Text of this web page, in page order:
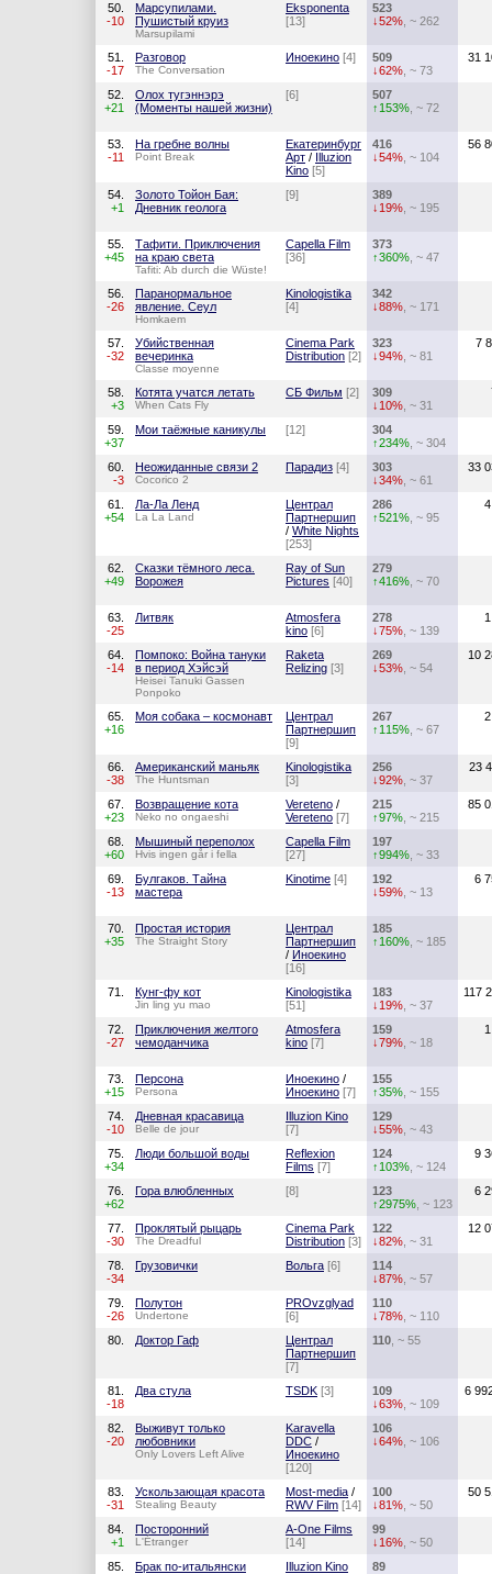
50.
-10
Марсупилами.
Пушистый круиз
Marsupilami
Eksponenta
[13]
523
↓52% , ~ 262
51.
-17
Разговор
The Conversation
Иноекино [4]
509
↓62% , ~ 73
31
52.
+21
Олох тугэннэрэ
(Моменты нашей жизни)
[6]
507
↑153% , ~ 72
53.
-11
На гребне волны
Point Break
Екатеринбург
Арт / Illuzion
Kino [5]
416
↓54% , ~ 104
56
54.
+1
Золото Тойон Бая:
Дневник геолога
[9]
389
↓19% , ~ 195
55.
+45
Тафити. Приключения
на краю света
Tafiti: Ab durch die Wüste!
Capella Film
[36]
373
↑360% , ~ 47
56.
-26
Паранормальное
явление. Сеул
Homkaem
Kinologistika
[4]
342
↓88% , ~ 171
57.
-32
Убийственная
вечеринка
Classe moyenne
Cinema Park
Distribution [2]
323
↓94% , ~ 81
7
58.
+3
Котята учатся летать
When Cats Fly
СБ Фильм [2]
309
↓10% , ~ 31
59.
+37
Мои таёжные каникулы [12]
304
↑234% , ~ 304
60.
-3
Неожиданные связи 2
Cocorico 2
Парадиз [4]
303
↓34% , ~ 61
33
61.
+54
Ла-Ла Ленд
La La Land
Централ
Партнершип
/ White Nights
[253]
286
↑521% , ~ 95
62.
+49
Сказки тёмного леса.
Ворожея
Ray of Sun
Pictures [40]
279
↑416% , ~ 70
63.
-25
Литвяк
Atmosfera
kino [6]
278
↓75% , ~ 139
64.
-14
Помпоко: Война тануки
в период Хэйсэй
Heisei Tanuki Gassen
Ponpoko
Raketa
Relizing [3]
269
↓53% , ~ 54
10
65.
+16
Моя собака – космонавт
Централ
Партнершип
[9]
267
↑115% , ~ 67
66.
-38
Американский маньяк
The Huntsman
Kinologistika
[3]
256
↓92% , ~ 37
23
67.
+23
Возвращение кота
Neko no ongaeshi
Vereteno /
Vereteno [7]
215
↑97% , ~ 215
85
68.
+60
Мышиный переполох
Hvis ingen går i fella
Capella Film
[27]
197
↑994% , ~ 33
69.
-13
Булгаков. Тайна
мастера
Kinotime [4]
192
↓59% , ~ 13
6
70.
+35
Простая история
The Straight Story
Централ
Партнершип
/ Иноекино
[16]
185
↑160% , ~ 185
71. Кунг-фу кот
Jin ling yu mao
Kinologistika
[51]
183
↓19% , ~ 37
117
72.
-27
Приключения желтого
чемоданчика
Atmosfera
kino [7]
159
↓79% , ~ 18
73.
+15
Персона
Persona
Иноекино /
Иноекино [7]
155
↑35% , ~ 155
74.
-10
Дневная красавица
Belle de jour
Illuzion Kino
[7]
129
↓55% , ~ 43
75.
+34
Люди большой воды
Reflexion
Films [7]
124
↑103% , ~ 124
9
76.
+62
Гора влюбленных [8]
123
↑2975% , ~ 123
6
77.
-30
Проклятый рыцарь
The Dreadful
Cinema Park
Distribution [3]
122
↓82% , ~ 31
12
78.
-34
Грузовички Вольга [6]
114
↓87% , ~ 57
79.
-26
Полутон
Undertone
PROvzglyad
[6]
110
↓78% , ~ 110
80.
Доктор Гаф
Централ
Партнершип
[7]
110 , ~ 55
81.
-18
Два стула TSDK [3]
109
↓63% , ~ 109
6
82.
-20
Выживут только
любовники
Only Lovers Left Alive
Karavella
DDC /
Иноекино
[120]
106
↓64% , ~ 106
83.
-31
Ускользающая красота
Stealing Beauty
Most-media /
RWV Film [14]
100
↓81% , ~ 50
50
84.
+1
Посторонний
L'Étranger
A-One Films
[14]
99
↓16% , ~ 50
85.
Брак по-итальянски
Illuzion Kino
89